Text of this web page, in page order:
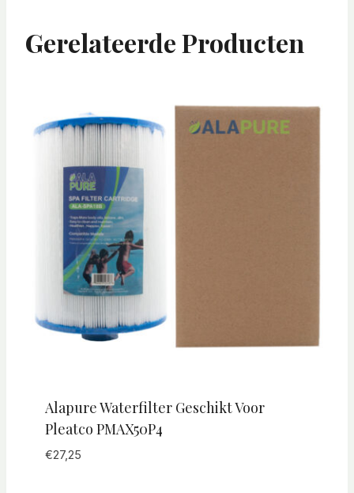
Gerelateerde Producten
Alapure Waterfilter Geschikt Voor
Pleatco PMAX50P4
€27,25